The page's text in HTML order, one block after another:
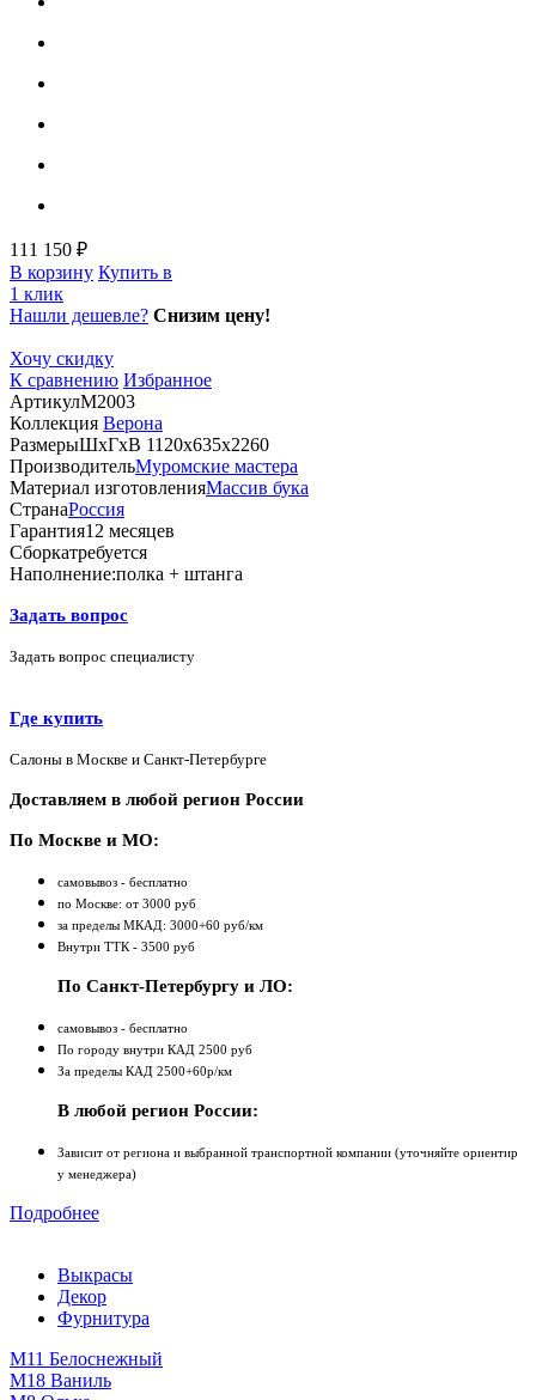
111 150 ₽
В корзину Купить в
1 клик
Нашли дешевле? Снизим цену!
Хочу скидку
К сравнению Избранное
АртикулМ2003
Коллекция Верона
РазмерыШхГхВ 1120х635х2260
ПроизводительМуромские мастера
Материал изготовленияМассив бука
СтранаРоссия
Гарантия12 месяцев
Сборкатребуется
Наполнение:полка + штанга
Задать вопрос
Задать вопрос специалисту
Где купить
Салоны в Москве и Санкт-Петербурге
Доставляем в любой регион России
По Москве и МО:
самовывоз - бесплатно
по Москве: от 3000 руб
за пределы МКАД: 3000+60 руб/км
Внутри ТТК - 3500 руб
По Санкт-Петербургу и ЛО:
самовывоз - бесплатно
По городу внутри КАД 2500 руб
За пределы КАД 2500+60р/км
В любой регион России:
Зависит от региона и выбранной транспортной компании (уточняйте ориентир
у менеджера)
Подробнее
Выкрасы
Декор
Фурнитура
М11 Белоснежный
М18 Ваниль